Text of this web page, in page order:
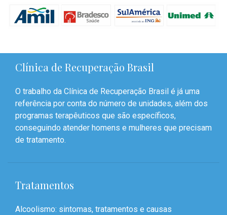
Clínica de Recuperação Brasil
O trabalho da Clínica de Recuperação Brasil é já uma
referência por conta do número de unidades, além dos
programas terapêuticos que são específicos,
conseguindo atender homens e mulheres que precisam
de tratamento.
Tratamentos
Alcoolismo: sintomas, tratamentos e causas